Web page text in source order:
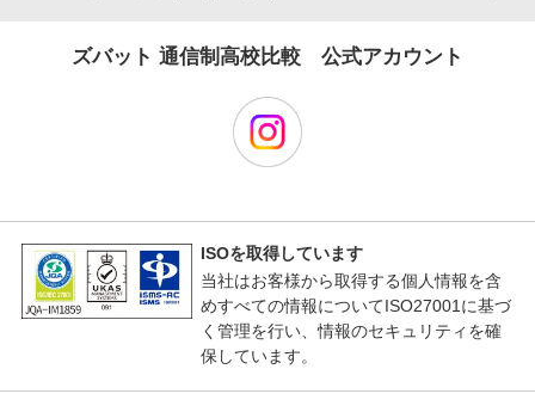
ズバット 通信制高校比較 公式アカウント
ISOを取得しています
当社はお客様から取得する個人情報を含
めすべての情報についてISO27001に基づ
く管理を行い、情報のセキュリティを確
保しています。